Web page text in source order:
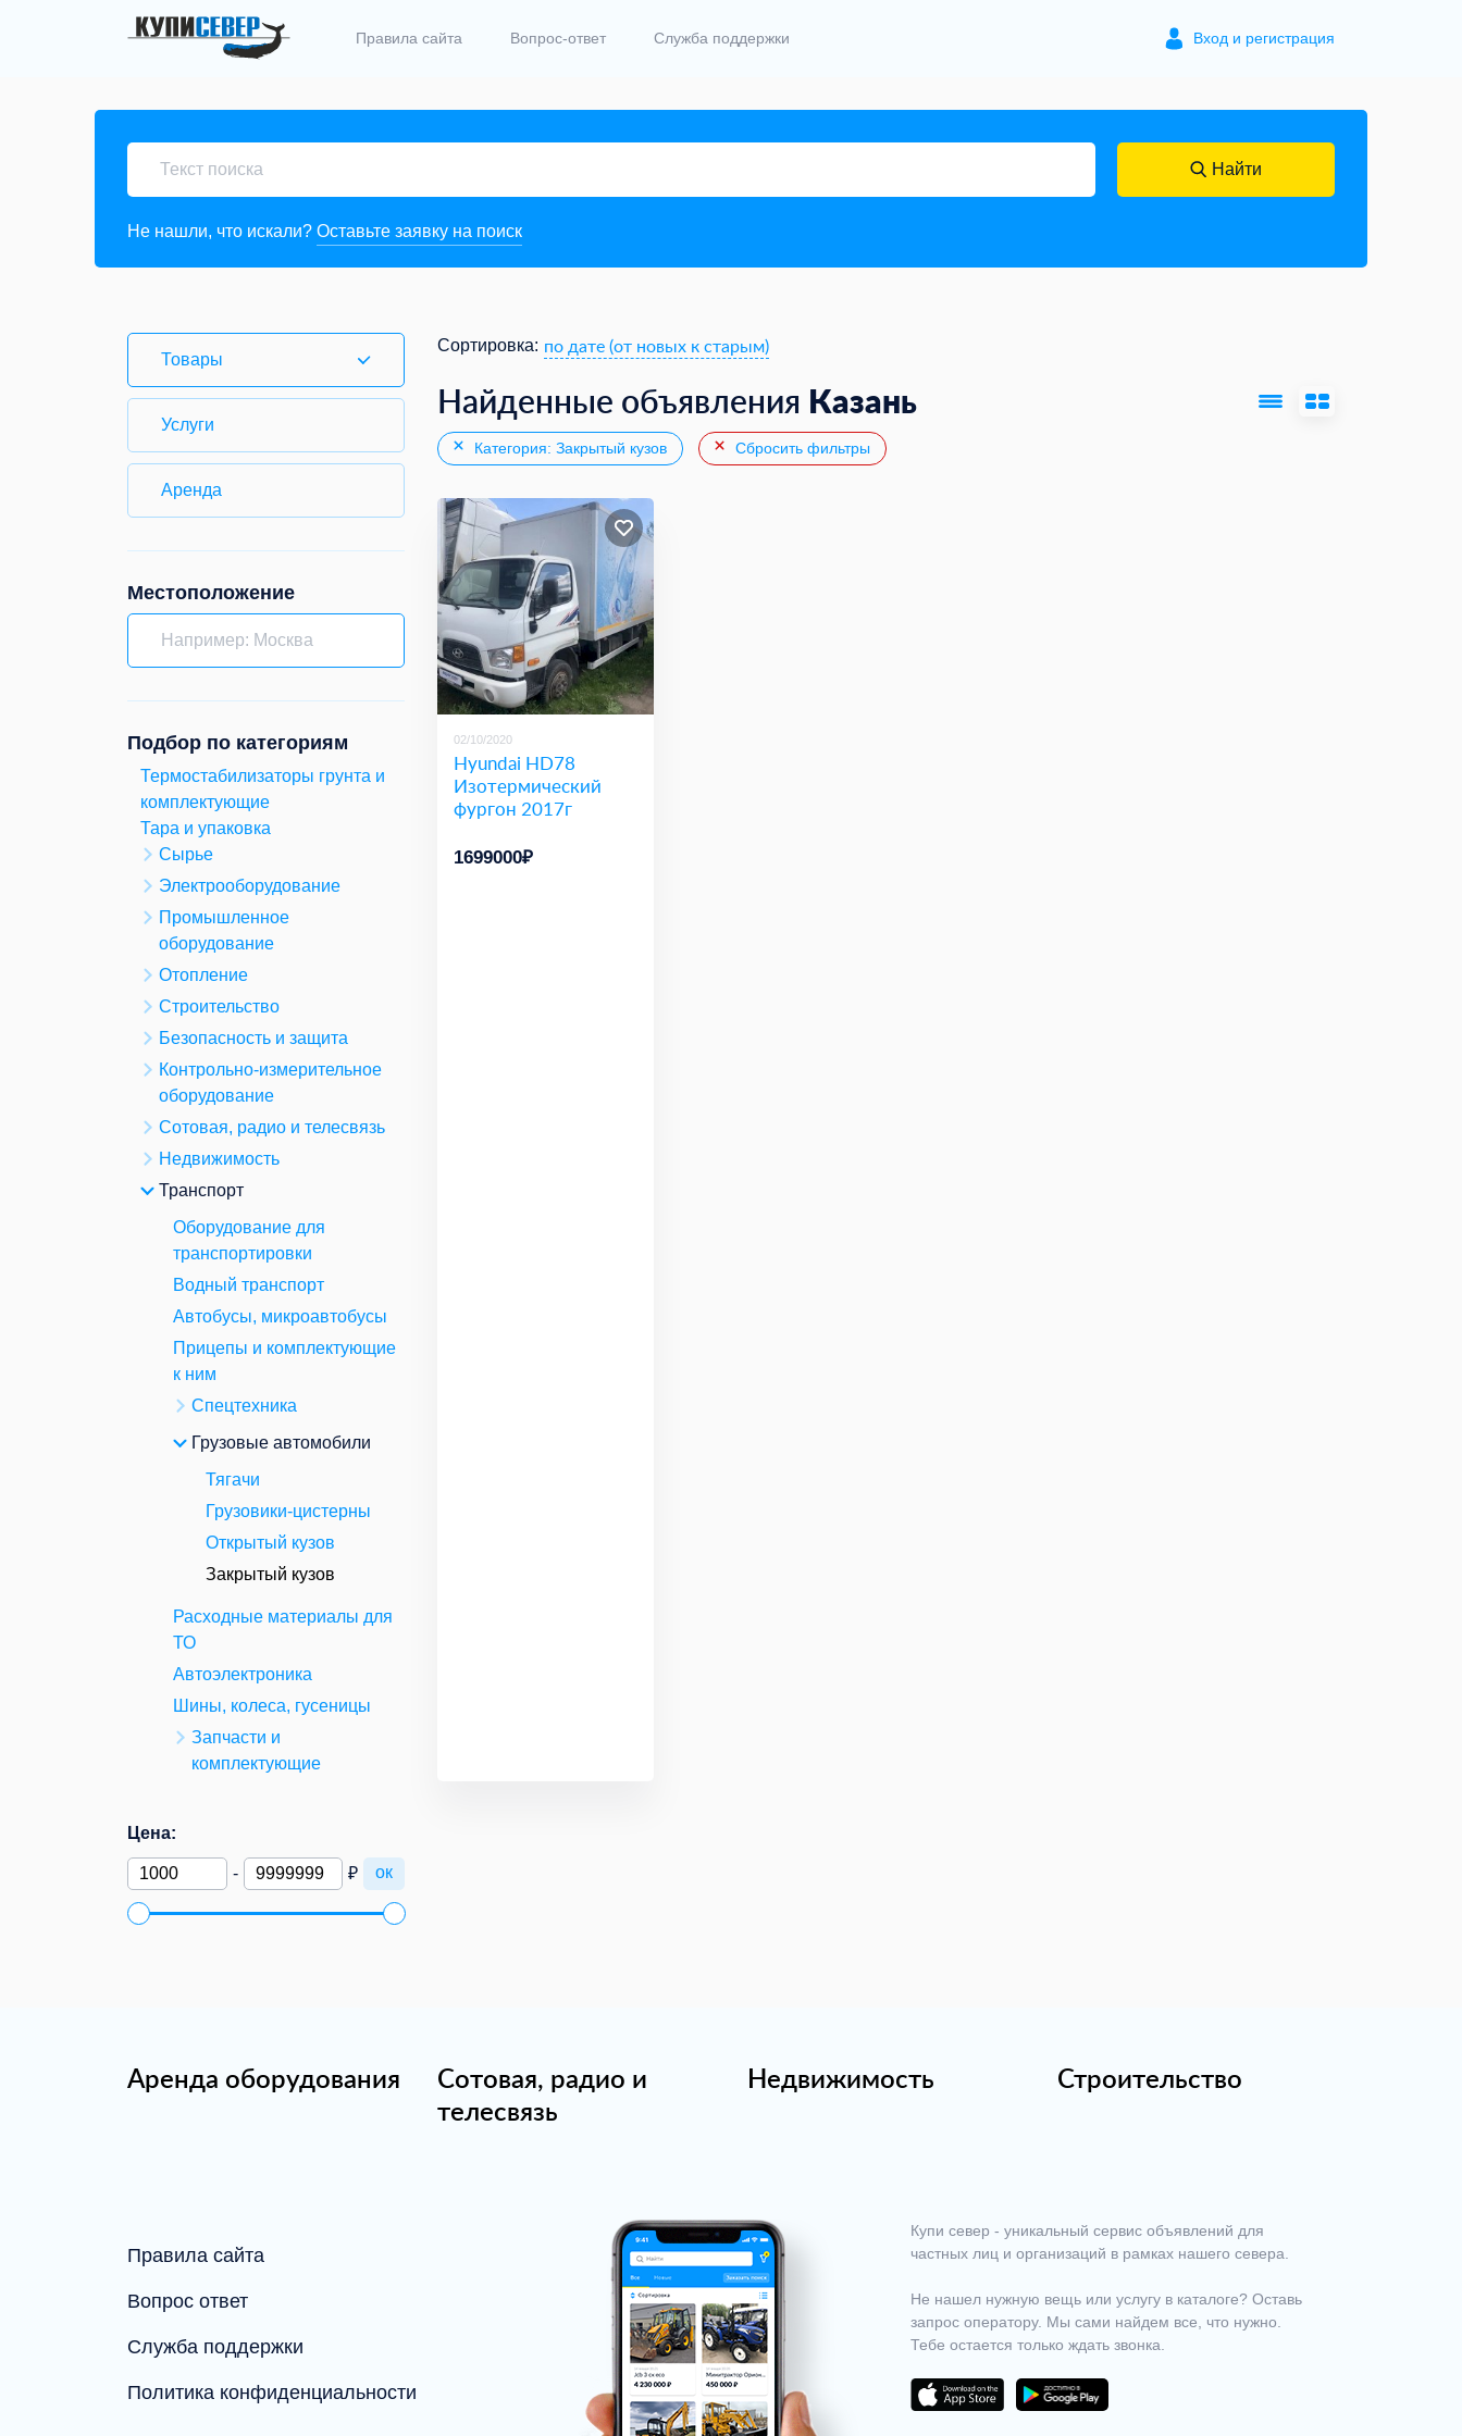
Правила сайта Вопрос-ответ Служба поддержки Вход и регистрация
Найти
Не нашли, что искали? Оставьте заявку на поиск
Товары
Услуги
Аренда
Местоположение
Подбор по категориям
Термостабилизаторы грунта и
комплектующие
Тара и упаковка
Сырье
Электрооборудование
Промышленное
оборудование
Отопление
Строительство
Безопасность и защита
Контрольно-измерительное
оборудование
Сотовая, радио и телесвязь
Недвижимость
Транспорт
Оборудование для
транспортировки
Водный транспорт
Автобусы, микроавтобусы
Прицепы и комплектующие
к ним
Спецтехника
Грузовые автомобили
Тягачи
Грузовики-цистерны
Открытый кузов
Закрытый кузов
Расходные материалы для
ТО
Автоэлектроника
Шины, колеса, гусеницы
Запчасти и
комплектующие
Цена:
- ₽ ок
Сортировка: по дате (от новых к старым)
Найденные объявления Казань
Категория: Закрытый кузов Сбросить фильтры
02/10/2020
Hyundai HD78
Изотермический
фургон 2017г
1699000₽
Аренда оборудования
Сотовая, радио и
телесвязь
Недвижимость Строительство
Правила сайта
Вопрос ответ
Служба поддержки
Политика конфиденциальности
Купи север - уникальный сервис объявлений для
частных лиц и организаций в рамках нашего севера.
Не нашел нужную вещь или услугу в каталоге? Оставь
запрос оператору. Мы сами найдем все, что нужно.
Тебе остается только ждать звонка.